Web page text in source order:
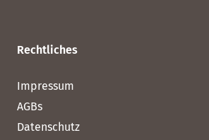
Rechtliches
Impressum
AGBs
Datenschutz